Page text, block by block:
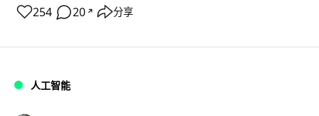
254 20 ↗ 分享
人工智能